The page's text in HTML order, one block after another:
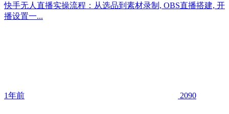
快手无人直播实操流程：从选品到素材录制, OBS直播搭建, 开
播设置一...
1年前 2090